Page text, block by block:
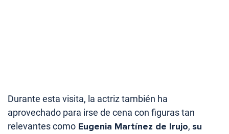
Durante esta visita, la actriz también ha
aprovechado para irse de cena con figuras tan
relevantes como Eugenia Martínez de Irujo, su